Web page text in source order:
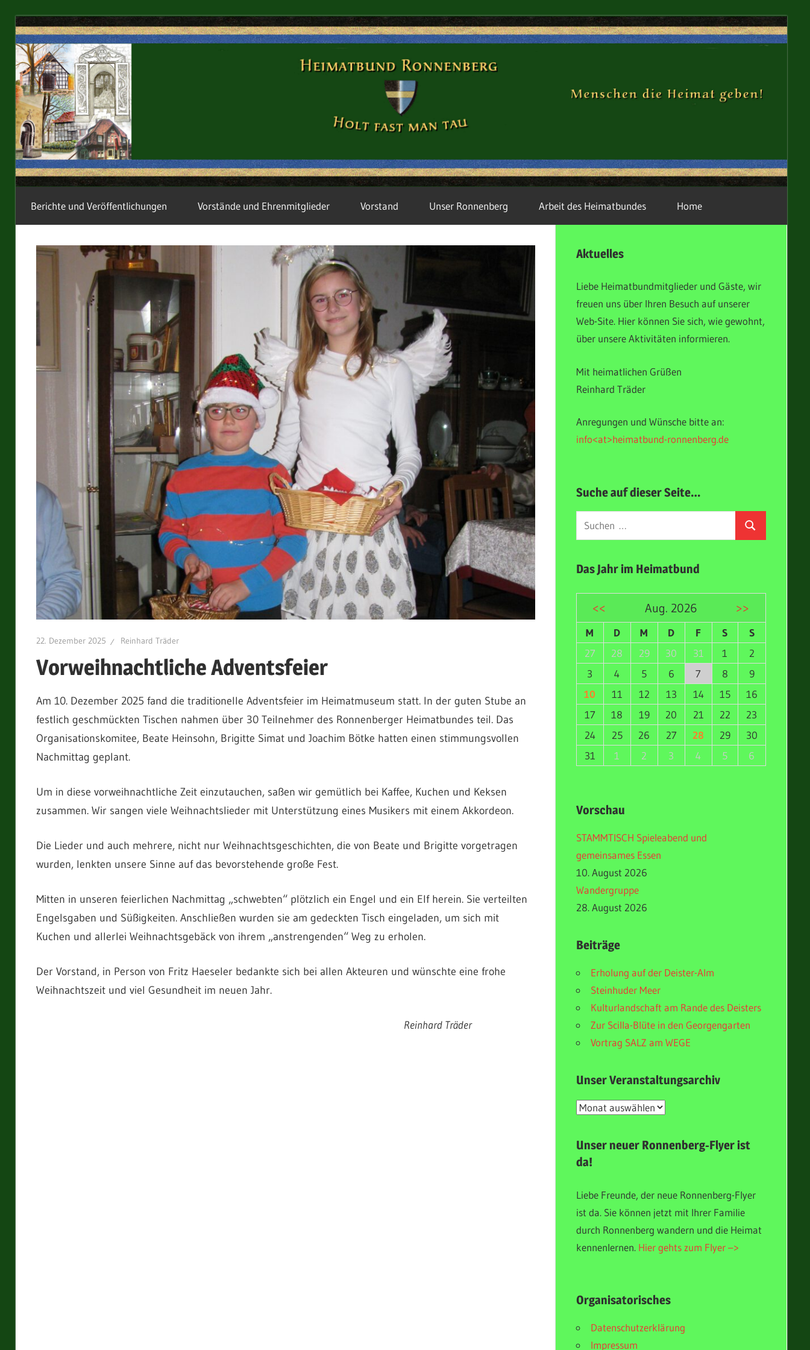
Zum
Inhalt
springen
Calenberger
Land
Berichte und Veröffentlichungen Vorstände und Ehrenmitglieder Vorstand Unser Ronnenberg Arbeit des Heimatbundes Home
22. Dezember 2025 Reinhard Träder
Vorweihnachtliche Adventsfeier
Am 10. Dezember 2025 fand die traditionelle Adventsfeier im Heimatmuseum statt. In der guten Stube an
festlich geschmückten Tischen nahmen über 30 Teilnehmer des Ronnenberger Heimatbundes teil. Das
Organisationskomitee, Beate Heinsohn, Brigitte Simat und Joachim Bötke hatten einen stimmungsvollen
Nachmittag geplant.
Um in diese vorweihnachtliche Zeit einzutauchen, saßen wir gemütlich bei Kaffee, Kuchen und Keksen
zusammen. Wir sangen viele Weihnachtslieder mit Unterstützung eines Musikers mit einem Akkordeon.
Die Lieder und auch mehrere, nicht nur Weihnachtsgeschichten, die von Beate und Brigitte vorgetragen
wurden, lenkten unsere Sinne auf das bevorstehende große Fest.
Mitten in unseren feierlichen Nachmittag „schwebten“ plötzlich ein Engel und ein Elf herein. Sie verteilten
Engelsgaben und Süßigkeiten. Anschließen wurden sie am gedeckten Tisch eingeladen, um sich mit
Kuchen und allerlei Weihnachtsgebäck von ihrem „anstrengenden“ Weg zu erholen.
Der Vorstand, in Person von Fritz Haeseler bedankte sich bei allen Akteuren und wünschte eine frohe
Weihnachtszeit und viel Gesundheit im neuen Jahr.
Reinhard Träder
Aktuelles
Liebe Heimatbundmitglieder und Gäste, wir
freuen uns über Ihren Besuch auf unserer
Web-Site. Hier können Sie sich, wie gewohnt,
über unsere Aktivitäten informieren.
Mit heimatlichen Grüßen
Reinhard Träder
Anregungen und Wünsche bitte an:
info<at>heimatbund-ronnenberg.de
Suche auf dieser Seite…
Suchen
nach:
Suchen
Das Jahr im Heimatbund
<< Aug. 2026 >>
M D M D F S
S
27
28 29 30 31 1
2
3
4 5 6 7 8
9
10
11 12 13 14 15
16
17
18 19 20 21 22
23
24
25 26 27 28 29
30
31
1 2 3 4 5 6
Vorschau
STAMMTISCH Spieleabend und
gemeinsames Essen
10. August 2026
Wandergruppe
28. August 2026
Beiträge
Erholung auf der Deister-Alm
Steinhuder Meer
Kulturlandschaft am Rande des Deisters
Zur Scilla-Blüte in den Georgengarten
Vortrag SALZ am WEGE
Unser Veranstaltungsarchiv
Unser
Unser neuer Ronnenberg-Flyer ist
da!
Liebe Freunde, der neue Ronnenberg-Flyer
ist da. Sie können jetzt mit Ihrer Familie
durch Ronnenberg wandern und die Heimat
kennenlernen. Hier gehts zum Flyer –>
Organisatorisches
Datenschutzerklärung
Impressum